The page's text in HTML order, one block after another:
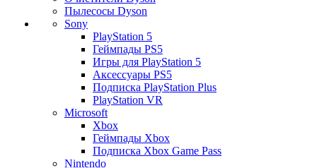
Пылесосы Dyson
Sony
PlayStation 5
Геймпады PS5
Игры для PlayStation 5
Аксессуары PS5
Подписка PlayStation Plus
PlayStation VR
Microsoft
Xbox
Геймпады Xbox
Подписка Xbox Game Pass
Nintendo